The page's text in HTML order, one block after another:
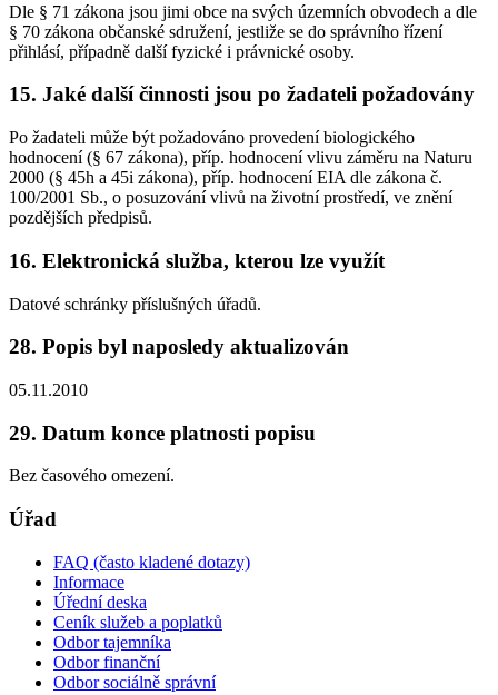
Dle § 71 zákona jsou jimi obce na svých územních obvodech a dle
§ 70 zákona občanské sdružení, jestliže se do správního řízení
přihlásí, případně další fyzické i právnické osoby.
15. Jaké další činnosti jsou po žadateli požadovány
Po žadateli může být požadováno provedení biologického
hodnocení (§ 67 zákona), příp. hodnocení vlivu záměru na Naturu
2000 (§ 45h a 45i zákona), příp. hodnocení EIA dle zákona č.
100/2001 Sb., o posuzování vlivů na životní prostředí, ve znění
pozdějších předpisů.
16. Elektronická služba, kterou lze využít
Datové schránky příslušných úřadů.
28. Popis byl naposledy aktualizován
05.11.2010
29. Datum konce platnosti popisu
Bez časového omezení.
Úřad
FAQ (často kladené dotazy)
Informace
Úřední deska
Ceník služeb a poplatků
Odbor tajemníka
Odbor finanční
Odbor sociálně správní